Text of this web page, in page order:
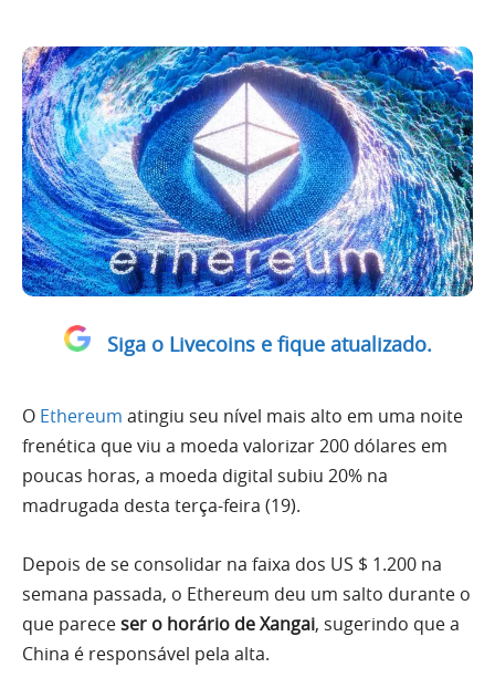
Siga o Livecoins e fique atualizado.
O Ethereum atingiu seu nível mais alto em uma noite
frenética que viu a moeda valorizar 200 dólares em
poucas horas, a moeda digital subiu 20% na
madrugada desta terça-feira (19).
Depois de se consolidar na faixa dos US $ 1.200 na
semana passada, o Ethereum deu um salto durante o
que pareceser o horário de Xangai, sugerindo que a
China é responsável pela alta.